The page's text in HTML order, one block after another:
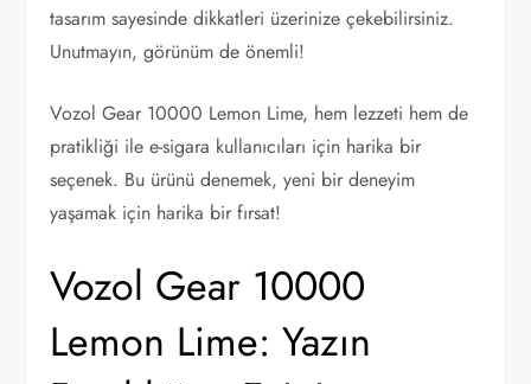
tasarım sayesinde dikkatleri üzerinize çekebilirsiniz.
Unutmayın, görünüm de önemli!
Vozol Gear 10000 Lemon Lime, hem lezzeti hem de
pratikliği ile e-sigara kullanıcıları için harika bir
seçenek. Bu ürünü denemek, yeni bir deneyim
yaşamak için harika bir fırsat!
Vozol Gear 10000
Lemon Lime: Yazın